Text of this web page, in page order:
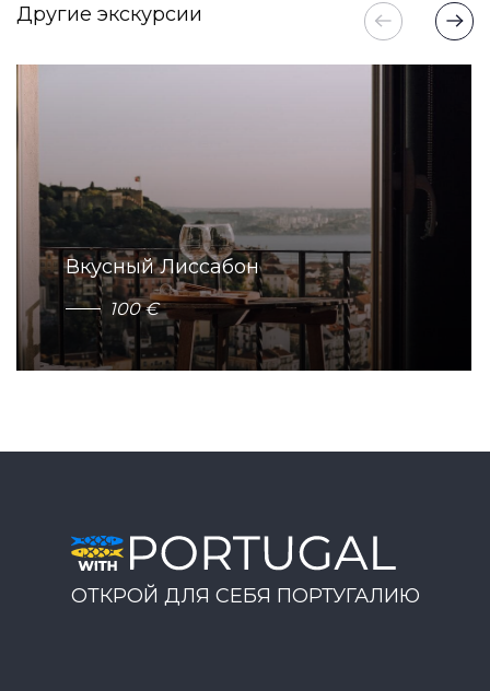
Другие экскурсии
Вкусный Лиссабон
100 €
ОТКРОЙ ДЛЯ СЕБЯ ПОРТУГАЛИЮ